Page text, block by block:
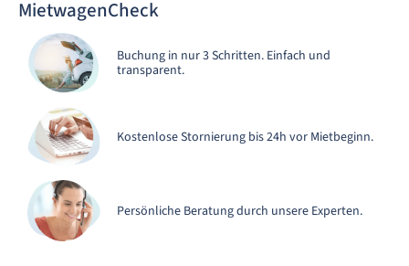
MietwagenCheck
Buchung in nur 3 Schritten. Einfach und
transparent.
Kostenlose Stornierung bis 24h vor Mietbeginn.
Persönliche Beratung durch unsere Experten.